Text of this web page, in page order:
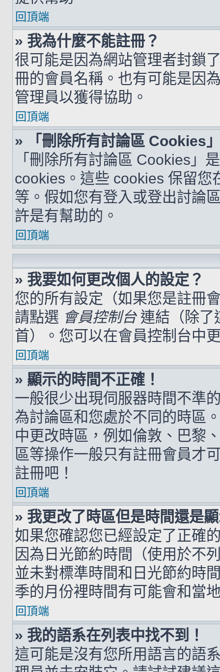
回頂端
» 我為什麼不能註冊？
很可能是因為網站管理者封鎖
冊的會員名稱。也有可能是因
管理員以獲得協助。
回頂端
» 「刪除所有討論區 Cookies
「刪除所有討論區 Cookies」
cookies。這些 cookies 保留您
等。假如您有登入或登出討論
許是有幫助的。
回頂端
» 我要如何更改個人的設定？
您的所有設定（如果您是註冊
請點選 會員控制台連結（除了
首）。您可以在會員控制台中
回頂端
» 顯示的時間不正確！
一般很少出現伺服器時間不準
為討論區和您處於不同的時區
中更改時區，例如倫敦、巴黎
區等操作一般只有註冊會員才
註冊吧！
回頂端
» 我更改了時區但是時間還是
如果您確認您已經設定了正確
因為日光節約時間（使用於不
並未對標準時間和日光節約時
季的月份裡時間有可能會和當
回頂端
» 我的語系在列表中找不到！
這可能是沒有您所用語言的語